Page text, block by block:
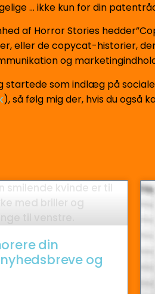
… ikke kun for din
af Horror Stories
eller de copycat-historier,
og
startede som indlæg på
), så følg mig der, hvis du også
din
og